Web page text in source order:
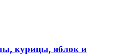
курицы, яблок и